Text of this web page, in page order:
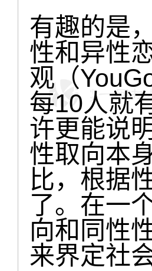
有趣的是
性和异性
观（
每10人就
许更能说
性取向本
比，根据
了。在一
向和同性
来界定社